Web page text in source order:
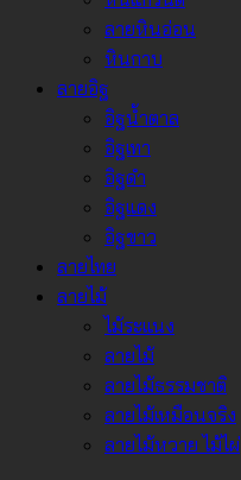
ลายหินอ่อน
หินกาบ
ลายอิฐ
อิฐน้ำตาล
อิฐเทา
อิฐดำ
อิฐแดง
อิฐขาว
ลายไทย
ลายไม้
ไม้ระแนง
ลายไม้
ลายไม้ธรรมชาติ
ลายไม้เหมือนจริง
ลายไม้หวาย ไม้ไผ่